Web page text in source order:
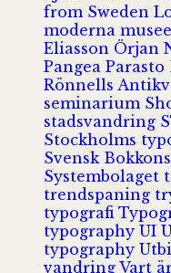
from Sweden
moderna
Eliasson Örjan
Pangea Parasto
Rönnells
seminarium
stadsvandring
Stockholms
Svensk
Systembolaget
trendspaning
typografi
typography UI
typography
vandring Vart